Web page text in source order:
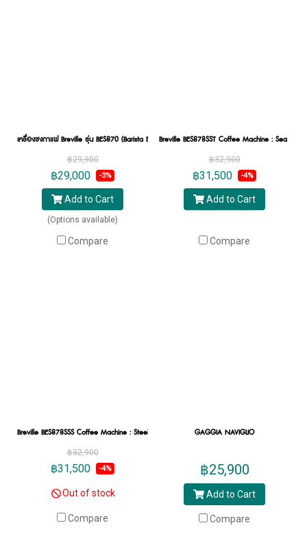
เครื่องชงกาแฟ Breville รุ่น BES870 (Barista Express)
฿29,900
฿29,000 -3%
Add to Cart
(Options available)
Compare
Breville BES878SST Coffee Machine : Sea Salt
฿32,900
฿31,500 -4%
Add to Cart
Compare
Breville BES878SSS Coffee Machine : Steel
฿32,900
฿31,500 -4%
Out of stock
Compare
GAGGIA NAVIGLIO
฿25,900
Add to Cart
Compare